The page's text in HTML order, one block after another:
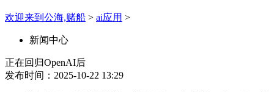
欢迎来到公海,赌船 > ai应用 >
新闻中心
正在回归OpenAI后
发布时间：2025-10-22 13:29